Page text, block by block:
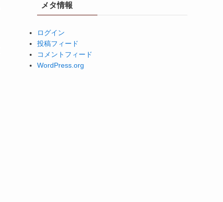
メタ情報
ログイン
投稿フィード
コメントフィード
WordPress.org